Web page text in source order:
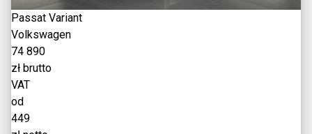
Passat Variant
Volkswagen
74 890
zł brutto
VAT
od
449